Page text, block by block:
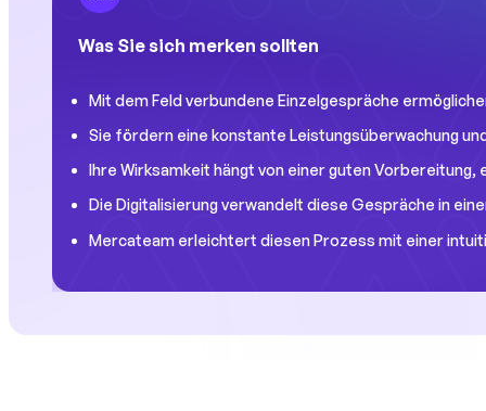
Was Sie sich merken sollten
Mit dem Feld verbundene Einzelgespräche
Sie fördern eine konstante Leistungsüberwachung
Ihre Wirksamkeit hängt von einer guten
Die Digitalisierung verwandelt diese Gespräche in
Mercateam erleichtert diesen Prozess mit einer